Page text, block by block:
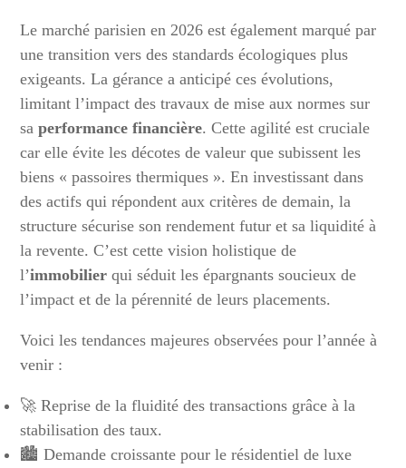
Le marché parisien en 2026 est également marqué par
une transition vers des standards écologiques plus
exigeants. La gérance a anticipé ces évolutions,
limitant l’impact des travaux de mise aux normes sur
saperformance financière. Cette agilité est cruciale
car elle évite les décotes de valeur que subissent les
biens « passoires thermiques ». En investissant dans
des actifs qui répondent aux critères de demain, la
structure sécurise son rendement futur et sa liquidité à
la revente. C’est cette vision holistique de
l’immobilier qui séduit les épargnants soucieux de
l’impact et de la pérennité de leurs placements.
Voici les tendances majeures observées pour l’année à
venir :
🚀 Reprise de la fluidité des transactions grâce à la
stabilisation des taux.
🏙️ Demande croissante pour le résidentiel de luxe